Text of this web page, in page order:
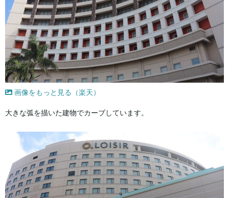
画像をもっと見る（楽天）
大きな弧を描いた建物でカーブしています。